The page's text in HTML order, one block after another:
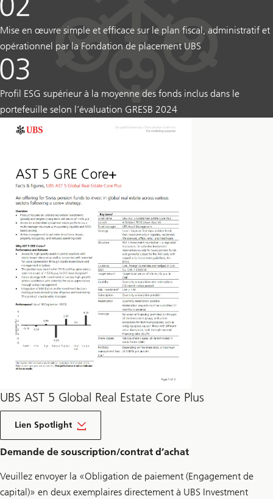
Mise en œuvre simple et efficace sur le plan fiscal, administratif et
opérationnel par la Fondation de placement UBS
Profil ESG supérieur à la moyenne des fonds inclus dans le
portefeuille selon l’évaluation GRESB 2024
CSA
Real
Estate
Global
UBS AST 5 Global Real Estate Core Plus
Lien Spotlight
über
CSA
Manager
Estate
Global
Demande de souscription/contrat d’achat
Veuillez envoyer la «Obligation de paiement (Engagement de
capital)» en deux exemplaires directement à UBS Investment